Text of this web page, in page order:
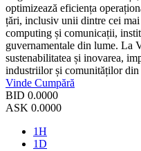
optimizează eficiența
țări, inclusiv unii dintre cei
computing și comunicații,
guvernamentale din lume. La
sustenabilitatea și inovarea,
industriilor și comunităților din
Vinde Cumpără
BID 0.0000
ASK 0.0000
1H
1D